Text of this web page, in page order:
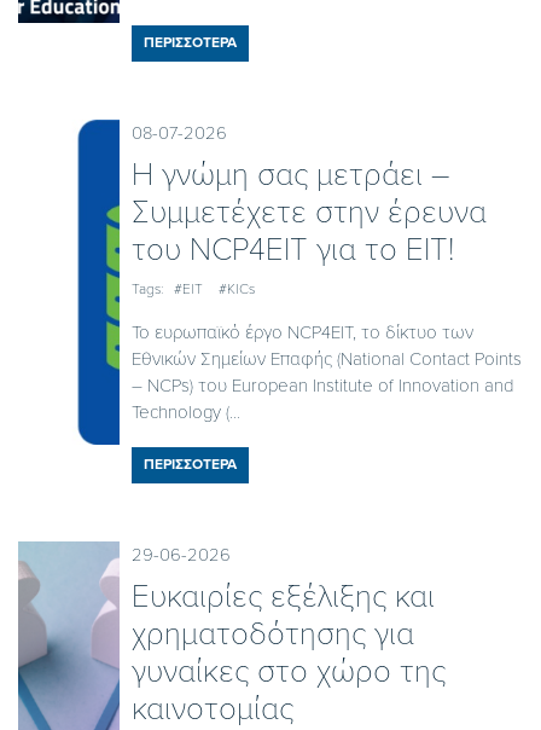
ΠΕΡΙΣΣΟΤΕΡΑ
08-07-2026
Η γνώμη σας μετράει –
Συμμετέχετε στην έρευνα
του NCP4EIT για το EIT!
Tags: #EIT #KICs
Το ευρωπαϊκό έργο NCP4EIT, το δίκτυο των
Εθνικών Σημείων Επαφής (National Contact Points
– NCPs) του European Institute of Innovation and
Technology (...
ΠΕΡΙΣΣΟΤΕΡΑ
29-06-2026
Ευκαιρίες εξέλιξης και
χρηματοδότησης για
γυναίκες στο χώρο της
καινοτομίας